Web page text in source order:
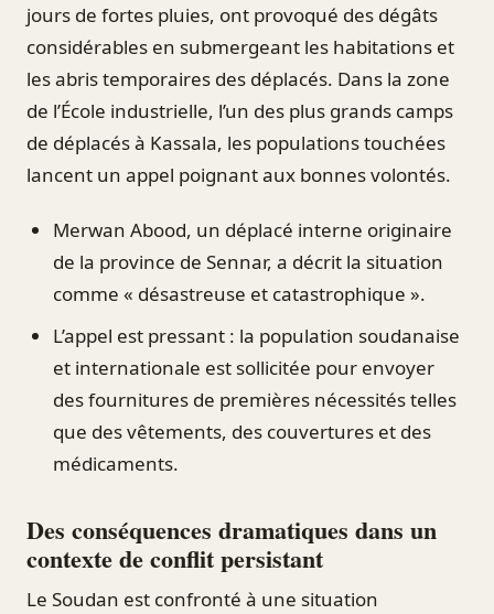
jours de fortes pluies, ont provoqué des dégâts
considérables en submergeant les habitations et
les abris temporaires des déplacés. Dans la zone
de l’École industrielle, l’un des plus grands camps
de déplacés à Kassala, les populations touchées
lancent un appel poignant aux bonnes volontés.
Merwan Abood, un déplacé interne originaire
de la province de Sennar, a décrit la situation
comme « désastreuse et catastrophique ».
L’appel est pressant : la population soudanaise
et internationale est sollicitée pour envoyer
des fournitures de premières nécessités telles
que des vêtements, des couvertures et des
médicaments.
Des conséquences dramatiques dans un
contexte de conflit persistant
Le Soudan est confronté à une situation